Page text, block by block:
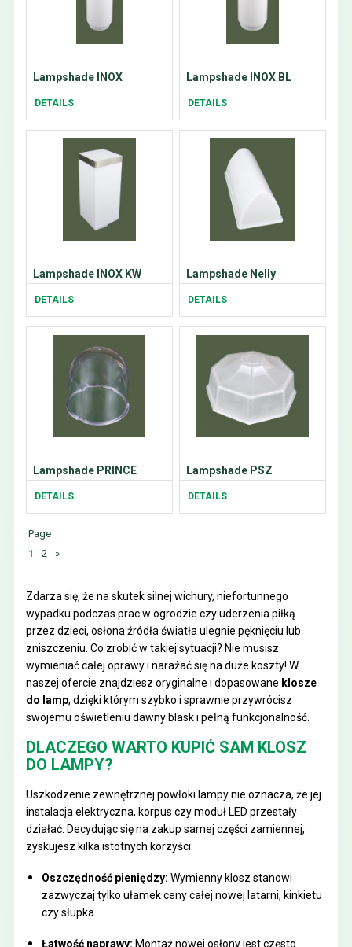
Lampshade INOX
DETAILS
Lampshade INOX BL
DETAILS
Lampshade INOX KW
DETAILS
Lampshade Nelly
DETAILS
Lampshade PRINCE
DETAILS
Lampshade PSZ
DETAILS
Page
1
2 »
Zdarza się, że na skutek silnej wichury, niefortunnego
wypadku podczas prac w ogrodzie czy uderzenia piłką
przez dzieci, osłona źródła światła ulegnie pęknięciu lub
zniszczeniu. Co zrobić w takiej sytuacji? Nie musisz
wymieniać całej oprawy i narażać się na duże koszty! W
naszej ofercie znajdziesz oryginalne i dopasowane klosze
do lamp, dzięki którym szybko i sprawnie przywrócisz
swojemu oświetleniu dawny blask i pełną funkcjonalność.
DLACZEGO WARTO KUPIĆ SAM KLOSZ
DO LAMPY?
Uszkodzenie zewnętrznej powłoki lampy nie oznacza, że jej
instalacja elektryczna, korpus czy moduł LED przestały
działać. Decydując się na zakup samej części zamiennej,
zyskujesz kilka istotnych korzyści:
Oszczędność pieniędzy: Wymienny klosz stanowi
zazwyczaj tylko ułamek ceny całej nowej latarni, kinkietu
czy słupka.
Łatwość naprawy: Montaż nowej osłony jest często